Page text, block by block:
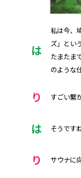
は
私は今、
ズ」とい
たまたま
のような
り すごい繋
は そうです
り サウナに